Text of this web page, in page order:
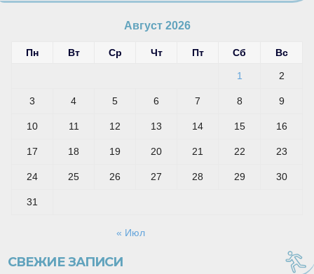
Август 2026
Пн Вт Ср Чт Пт Сб Вс
1 2
3 4 5 6 7 8 9
10 11 12 13 14 15 16
17 18 19 20 21 22 23
24 25 26 27 28 29 30
31
« Июл
СВЕЖИЕ ЗАПИСИ